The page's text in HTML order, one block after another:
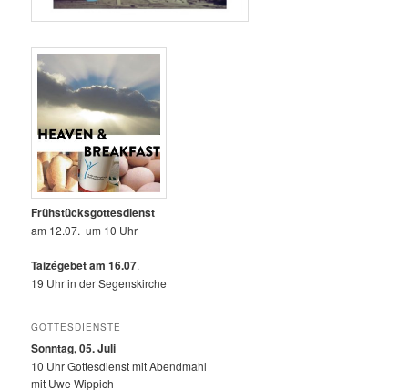
Frühstücksgottesdienst
am 12.07. um 10 Uhr
Taizégebet am 16.07.
19 Uhr in der Segenskirche
GOTTESDIENSTE
Sonntag, 05. Juli
10 Uhr Gottesdienst mit Abendmahl
mit Uwe Wippich